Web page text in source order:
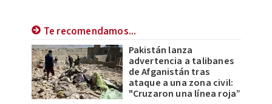
Te recomendamos...
Pakistán lanza
advertencia a talibanes
de Afganistán tras
ataque a una zona civil:
"Cruzaron una línea roja”